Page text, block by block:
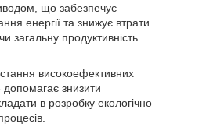
що забезпечує
енергії та знижує втрати
загальну продуктивність
високоефективних
допомагає знизити
в розробку екологічно